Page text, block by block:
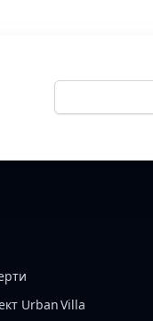
Е-мейл
Urban Villa